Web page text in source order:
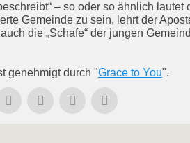
– so oder so ähnlich lautet
Gemeinde zu sein, lehrt der
die „Schafe“ der jungen
genehmigt durch "Grace to You".